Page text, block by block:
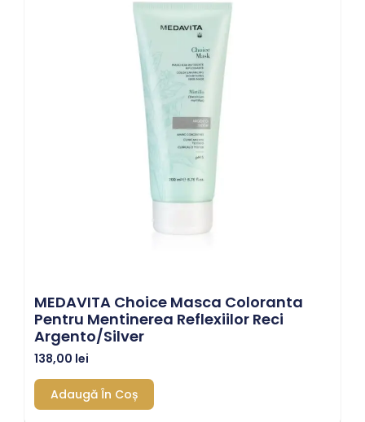
MEDAVITA Choice Masca Coloranta
Pentru Mentinerea Reflexiilor Reci
Argento/Silver
138,00 lei
Adaugă În Coș